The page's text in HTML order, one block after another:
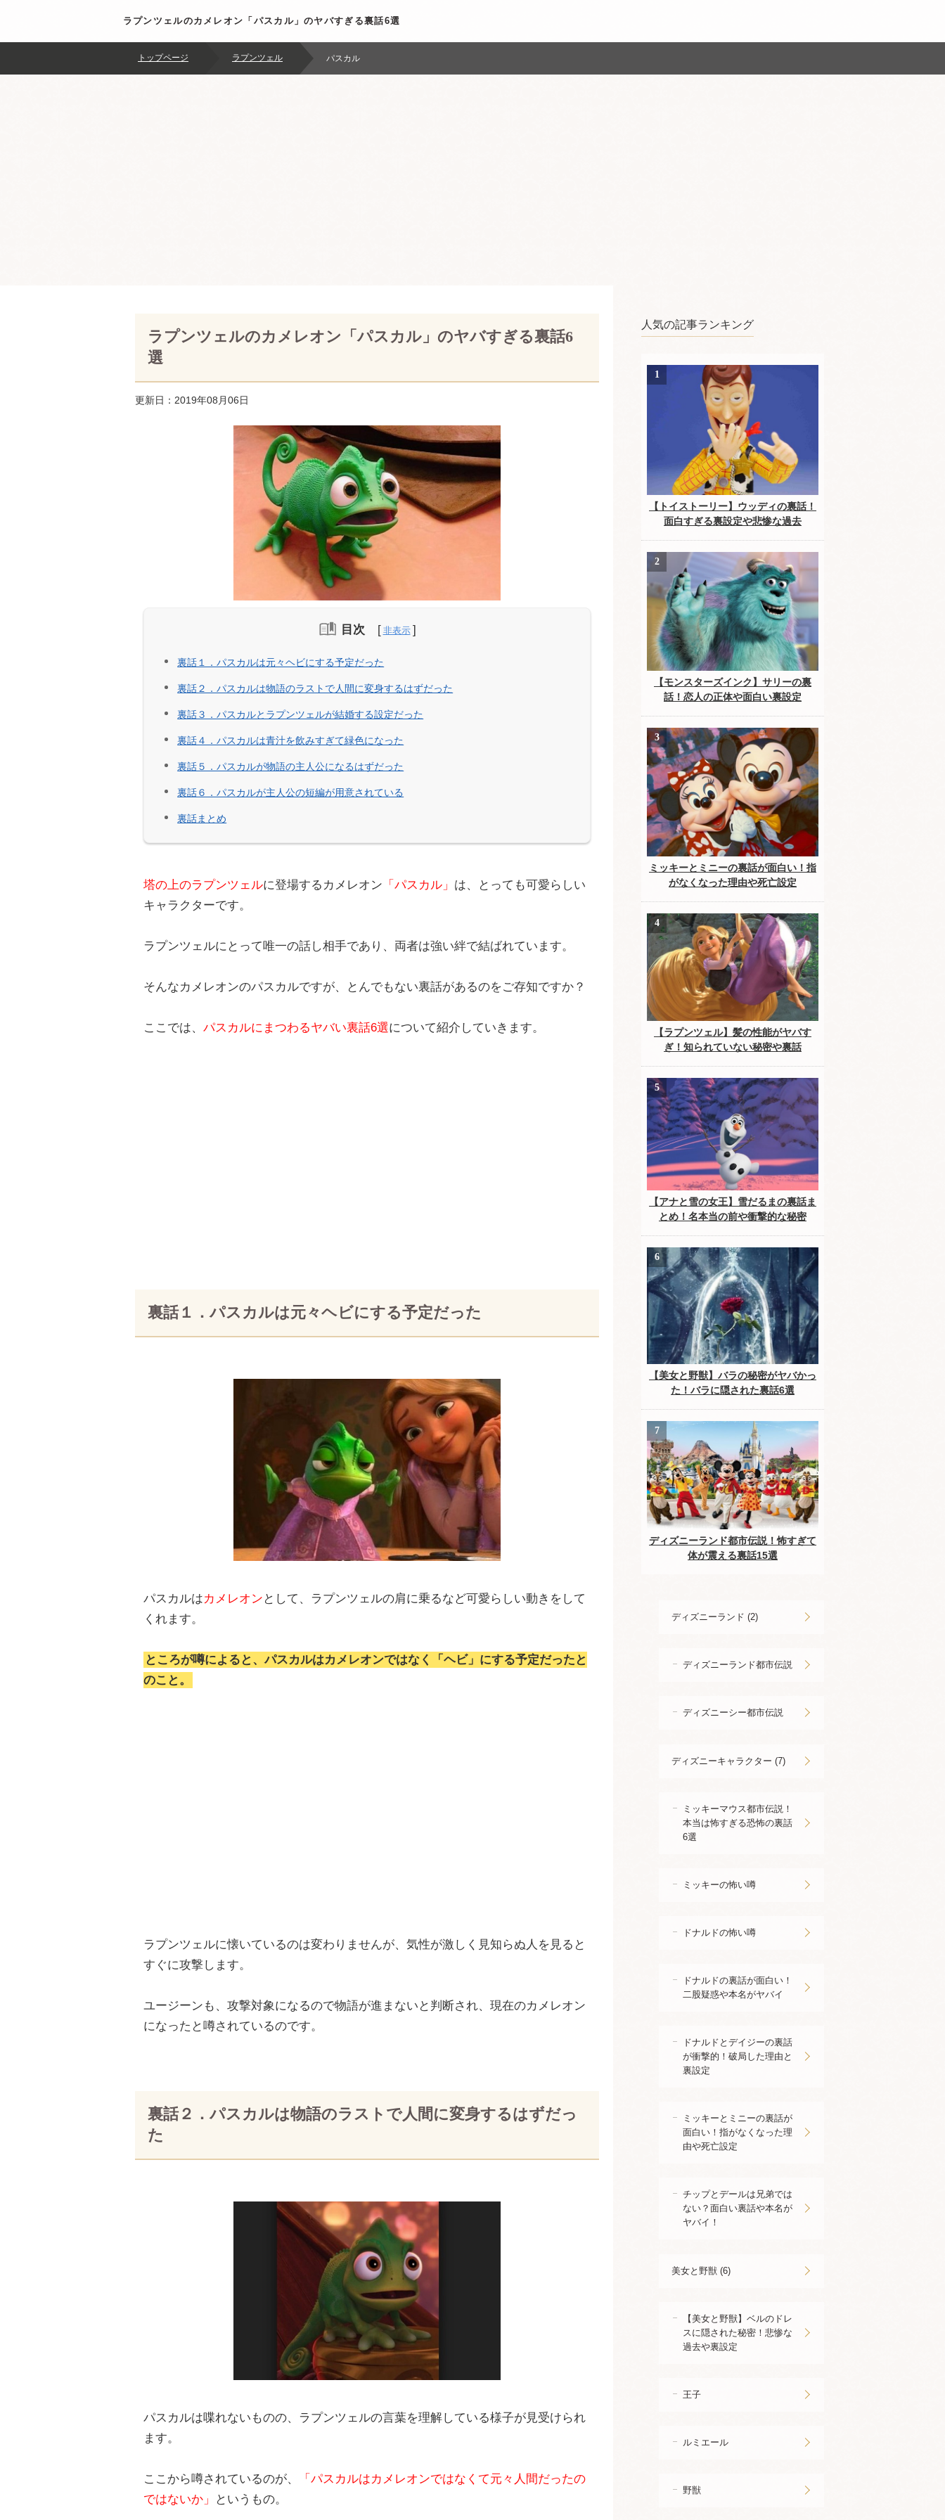
ラプンツェルのカメレオン「パスカル」のヤバすぎる裏話6選
トップページ ラプンツェル パスカル
ラプンツェルのカメレオン「パスカル」のヤバすぎる裏話6
選
更新日：2019年08月06日
目次
裏話１．パスカルは元々ヘビにする予定だった
裏話２．パスカルは物語のラストで人間に変身するはずだった
裏話３．パスカルとラプンツェルが結婚する設定だった
裏話４．パスカルは青汁を飲みすぎて緑色になった
裏話５．パスカルが物語の主人公になるはずだった
裏話６．パスカルが主人公の短編が用意されている
裏話まとめ
塔の上のラプンツェルに登場するカメレオン 「パスカル」 は、とっても可愛らしい
キャラクターです。
ラプンツェルにとって唯一の話し相手であり、両者は強い絆で結ばれています。
そんなカメレオンのパスカルですが、とんでもない裏話があるのをご存知ですか？
ここでは、 パスカルにまつわるヤバい裏話6選について紹介していきます。
裏話１．パスカルは元々ヘビにする予定だった
パスカルはカメレオン として、ラプンツェルの肩に乗るなど可愛らしい動きをして
くれます。
ところが噂によると、パスカルはカメレオンではなく「ヘビ」にする予定だったと
のこと。
ラプンツェルに懐いているのは変わりませんが、気性が激しく見知らぬ人を見ると
すぐに攻撃します。
ユージーンも、攻撃対象になるので物語が進まないと判断され、現在のカメレオン
になったと噂されているのです。
裏話２．パスカルは物語のラストで人間に変身するはずだっ
た
パスカルは喋れないものの、ラプンツェルの言葉を理解している様子が見受けられ
ます。
ここから噂されているのが、
「パスカルはカメレオンではなくて元々人間だったの
ではないか」
というもの。
人気の記事ランキング
【トイストーリー】ウッディの裏話！
面白すぎる裏設定や悲惨な過去
【モンスターズインク】サリーの裏
話！恋人の正体や面白い裏設定
ミッキーとミニーの裏話が面白い！指
がなくなった理由や死亡設定
【ラプンツェル】髪の性能がヤバす
ぎ！知られていない秘密や裏話
【アナと雪の女王】雪だるまの裏話ま
とめ！名本当の前や衝撃的な秘密
【美女と野獣】バラの秘密がヤバかっ
た！バラに隠された裏話6選
ディズニーランド都市伝説！怖すぎて
体が震える裏話15選
ディズニーランド (2)
ディズニーランド都市伝説
ディズニーシー都市伝説
ディズニーキャラクター (7)
ミッキーマウス都市伝説！
本当は怖すぎる恐怖の裏話
6選
ミッキーの怖い噂
ドナルドの怖い噂
ドナルドの裏話が面白い！
二股疑惑や本名がヤバイ
ドナルドとデイジーの裏話
が衝撃的！破局した理由と
裏設定
ミッキーとミニーの裏話が
面白い！指がなくなった理
由や死亡設定
チップとデールは兄弟では
ない？面白い裏話や本名が
ヤバイ！
美女と野獣 (6)
【美女と野獣】ベルのドレ
スに隠された秘密！悲惨な
過去や裏設定
王子
ルミエール
野獣